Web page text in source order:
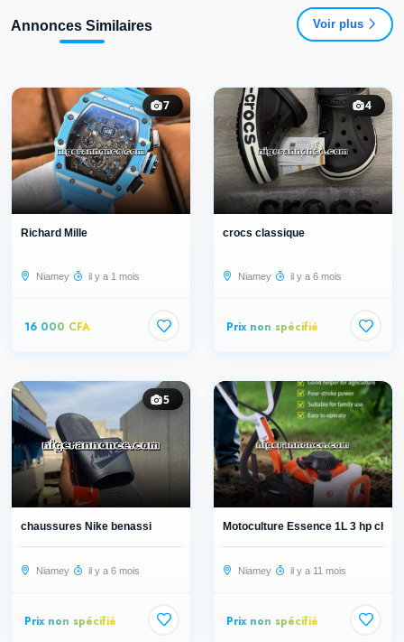
Annonces Similaires Voir plus
7
Richard Mille
Niamey il y a 1 mois
16 000 CFA
4
crocs classique
Niamey il y a 6 mois
Prix non spécifié
5
chaussures Nike benassi
Niamey il y a 6 mois
Prix non spécifié
Motoculture Essence 1L 3 hp
Niamey il y a 11 mois
Prix non spécifié